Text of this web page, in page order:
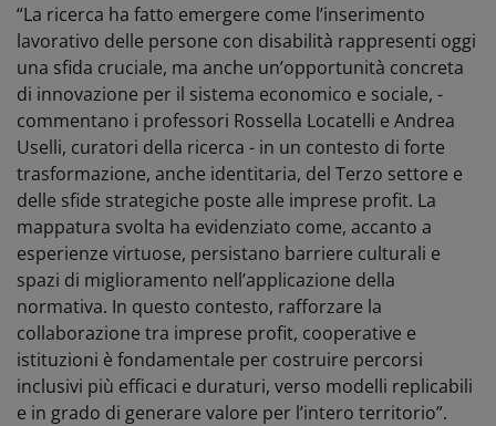
“La ricerca ha fatto emergere come l’inserimento
lavorativo delle persone con disabilità rappresenti oggi
una sfida cruciale, ma anche un’opportunità concreta
di innovazione per il sistema economico e sociale, -
commentano i professori Rossella Locatelli e Andrea
Uselli, curatori della ricerca - in un contesto di forte
trasformazione, anche identitaria, del Terzo settore e
delle sfide strategiche poste alle imprese profit. La
mappatura svolta ha evidenziato come, accanto a
esperienze virtuose, persistano barriere culturali e
spazi di miglioramento nell’applicazione della
normativa. In questo contesto, rafforzare la
collaborazione tra imprese profit, cooperative e
istituzioni è fondamentale per costruire percorsi
inclusivi più efficaci e duraturi, verso modelli replicabili
e in grado di generare valore per l’intero territorio”.